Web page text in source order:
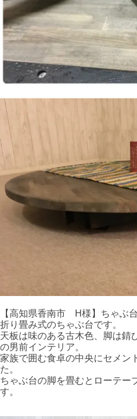
【高知県香南市 H様】ちゃぶ
折り畳み式のちゃぶ台です。
天板は味のある古木色、脚は錆
の男前インテリア。
家族で囲む食卓の中央にセメン
た。
ちゃぶ台の脚を畳むとローテー
す。